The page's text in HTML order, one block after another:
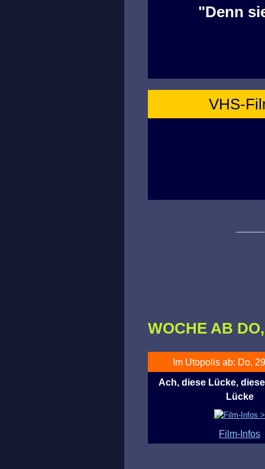
"Denn
VHS-
WOCHE AB
Im Utopolis ab: Do,
Ach, diese Lücke,
Lücke
Film-Infos